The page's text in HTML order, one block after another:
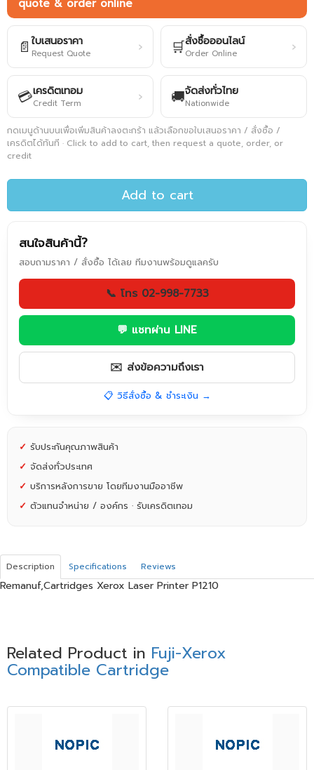
quote & order online
📄 ใบเสนอราคา
Request Quote › 🛒สั่งซื้อออนไลน์
Order Online ›
💳เครดิตเทอม
Credit Term › 🚚จัดส่งทั่วไทย
Nationwide
กดเมนูด้านบนเพื่อเพิ่มสินค้าลงตะกร้า แล้วเลือกขอใบเสนอราคา / สั่งซื้อ /
เครดิตได้ทันที · Click to add to cart, then request a quote, order, or
credit
Add to cart
สนใจสินค้านี้?
สอบถามราคา / สั่งซื้อ ได้เลย ทีมงานพร้อมดูแลครับ
📞 โทร 02-998-7733
💬 แชทผ่าน LINE
✉️ ส่งข้อความถึงเรา
📋 วิธีสั่งซื้อ & ชำระเงิน →
✓ รับประกันคุณภาพสินค้า
✓ จัดส่งทั่วประเทศ
✓ บริการหลังการขาย โดยทีมงานมืออาชีพ
✓ ตัวแทนจำหน่าย / องค์กร · รับเครดิตเทอม
Description Specifications Reviews
Remanuf,Cartridges Xerox Laser Printer P1210
Related Product in Fuji-Xerox
Compatible Cartridge